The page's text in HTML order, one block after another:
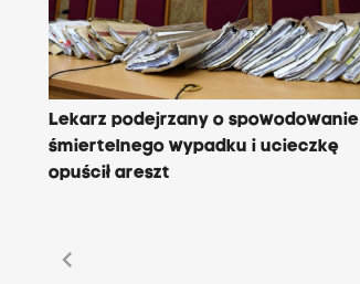
Lekarz podejrzany o spowodowanie
śmiertelnego wypadku i ucieczkę
opuścił areszt
chevron_left